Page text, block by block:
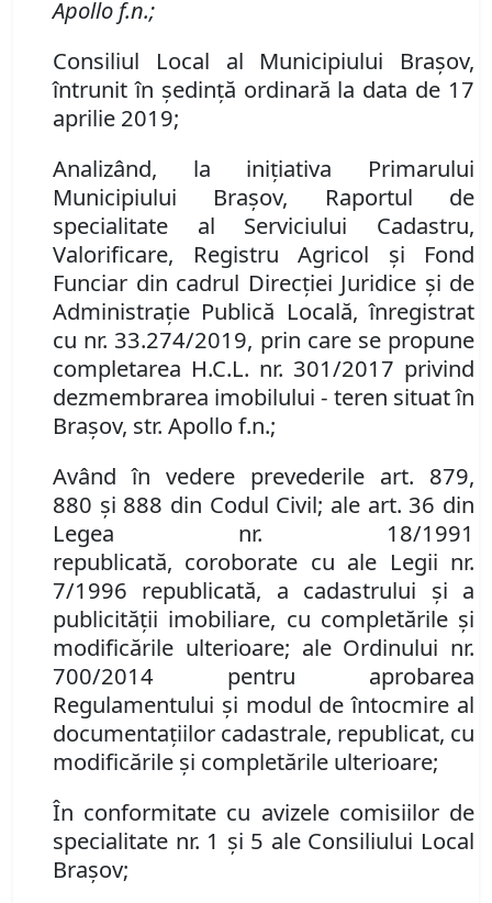
Apollo f.n.;
Consiliul Local al Municipiului Braşov,
întrunit în şedinţă ordinară la data de 17
aprilie 2019;
Analizând, la iniţiativa Primarului
Municipiului Braşov, Raportul de
specialitate al Serviciului Cadastru,
Valorificare, Registru Agricol şi Fond
Funciar din cadrul Direcţiei Juridice şi de
Administraţie Publică Locală, înregistrat
cu nr. 33.274/2019, prin care se propune
completarea H.C.L. nr. 301/2017 privind
dezmembrarea imobilului - teren situat în
Braşov, str. Apollo f.n.;
Având în vedere prevederile art. 879,
880 și 888 din Codul Civil; ale art. 36 din
Legea nr. 18/1991
republicată, coroborate cu ale Legii nr.
7/1996 republicată, a cadastrului şi a
publicităţii imobiliare, cu completările şi
modificările ulterioare; ale Ordinului nr.
700/2014 pentru aprobarea
Regulamentului şi modul de întocmire al
documentaţiilor cadastrale, republicat, cu
modificările şi completările ulterioare;
În conformitate cu avizele comisiilor de
specialitate nr. 1 şi 5 ale Consiliului Local
Braşov;